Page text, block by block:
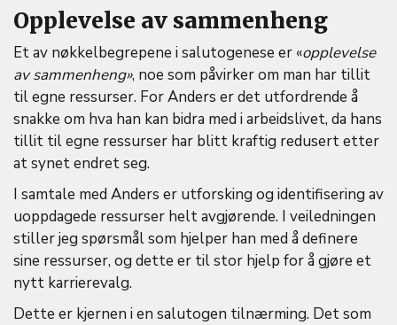
Opplevelse av sammenheng
Et av nøkkelbegrepene i salutogenese er «opplevelse
av sammenheng», noe som påvirker om man har tillit
til egne ressurser. For Anders er det utfordrende å
snakke om hva han kan bidra med i arbeidslivet, da hans
tillit til egne ressurser har blitt kraftig redusert etter
at synet endret seg.
I samtale med Anders er utforsking og identifisering av
uoppdagede ressurser helt avgjørende. I veiledningen
stiller jeg spørsmål som hjelper han med å definere
sine ressurser, og dette er til stor hjelp for å gjøre et
nytt karrierevalg.
Dette er kjernen i en salutogen tilnærming. Det som